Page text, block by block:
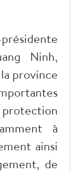
Ninh,
province
à
ainsi
de